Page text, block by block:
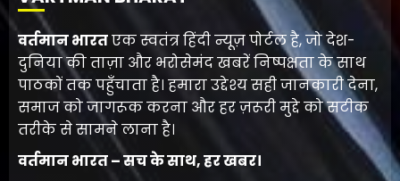
वर्तमान भारतएक स्वतंत्र हिंदी न्यूज़ पोर्टल है, जो देश-
दुनिया की ताज़ा और भरोसेमंद खबरें निष्पक्षता के साथ
पाठकों तक पहुँचाता है। हमारा उद्देश्य सही जानकारी देना,
समाज को जागरूक करना और हर ज़रूरी मुद्दे को सटीक
तरीके से सामने लाना है।
वर्तमान भारत – सच के साथ, हर खबर।